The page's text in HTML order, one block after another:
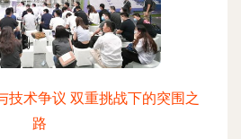
技术争议 双重挑战下的突围之
路